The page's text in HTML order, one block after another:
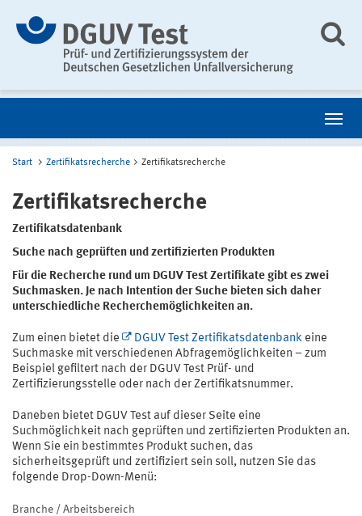
Start Zertifikatsrecherche Zertifikatsrecherche
Zertifikatsrecherche
Zertifikatsdatenbank
Suche nach geprüften und zertifizierten Produkten
Für die Recherche rund um DGUV Test Zertifikate gibt es zwei
Suchmasken. Je nach Intention der Suche bieten sich daher
unterschiedliche Recherchemöglichkeiten an.
Zum einen bietet die DGUV Test Zertifikatsdatenbank eine
Suchmaske mit verschiedenen Abfragemöglichkeiten – zum
Beispiel gefiltert nach der DGUV Test Prüf- und
Zertifizierungsstelle oder nach der Zertifikatsnummer.
Daneben bietet DGUV Test auf dieser Seite eine
Suchmöglichkeit nach geprüften und zertifizierten Produkten an.
Wenn Sie ein bestimmtes Produkt suchen, das
sicherheitsgeprüft und zertifiziert sein soll, nutzen Sie das
folgende Drop-Down-Menü:
Branche / Arbeitsbereich